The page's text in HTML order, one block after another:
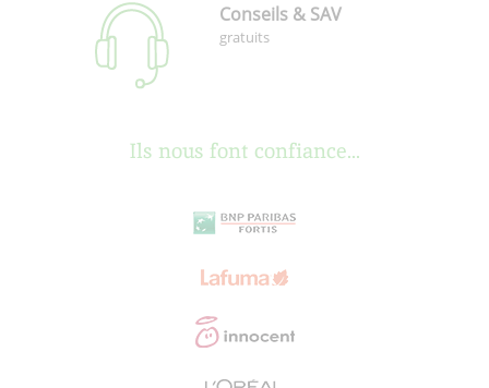
Conseils & SAV
gratuits
Ils nous font confiance...